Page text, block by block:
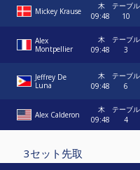
Mickey Krause
木
09:48
テーブル
10
Alex
Montpellier
木
09:48
テーブル
3
Jeffrey De
Luna
木
09:48
テーブル
6
Alex Calderon
木
09:48
テーブル
4
3セット先取